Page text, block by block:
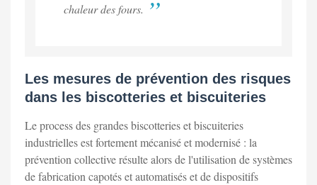
chaleur des fours.
Les mesures de prévention des risques
dans les biscotteries et biscuiteries
Le process des grandes biscotteries et biscuiteries
industrielles est fortement mécanisé et modernisé : la
prévention collective résulte alors de l'utilisation de systèmes
de fabrication capotés et automatisés et de dispositifs